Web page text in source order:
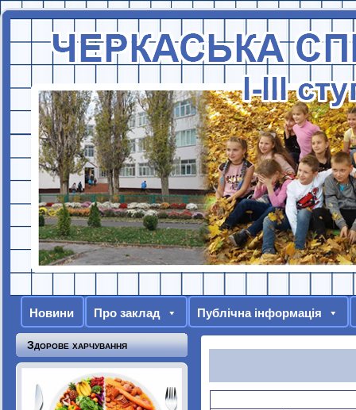
Новини Про заклад Публічна інформація
Здорове харчування